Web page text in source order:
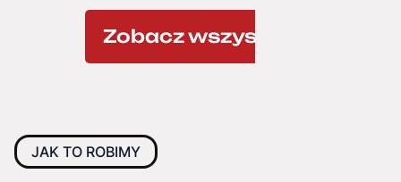
Zobacz wszystkie
JAK TO ROBIMY